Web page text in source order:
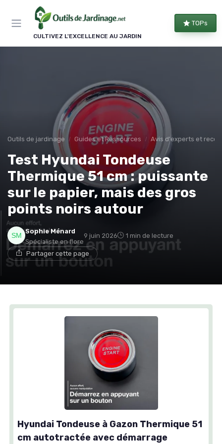
CULTIVEZ L'EXCELLENCE AU JARDIN
TOPs
Outils de jardinage Guides et Ressources Avis d'experts et
Test Hyundai Tondeuse
Thermique 51 cm : puissante
sur le papier, mais des gros
points noirs autour
Sophie Ménard
Spécialiste en flore
9 juin 2026 1 min de lecture
Partager cette page
Hyundai Tondeuse à Gazon Thermique 51
cm autotractée avec démarrage
Panneau de gestion des cookies